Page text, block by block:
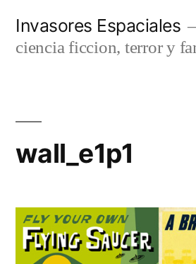
Invasores Espaciales
ciencia ficcion, terror y
wall_e1p1